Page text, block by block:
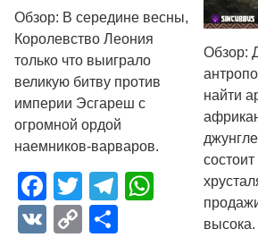
Обзор: В середине весны,
Королевство Леония
только что выиграло
великую битву против
империи Эсгареш с
огромной ордой
наемников-варваров.
Facebook
TwitterTelegram
VK CopyОтправить
Обзор:
найти
высока.